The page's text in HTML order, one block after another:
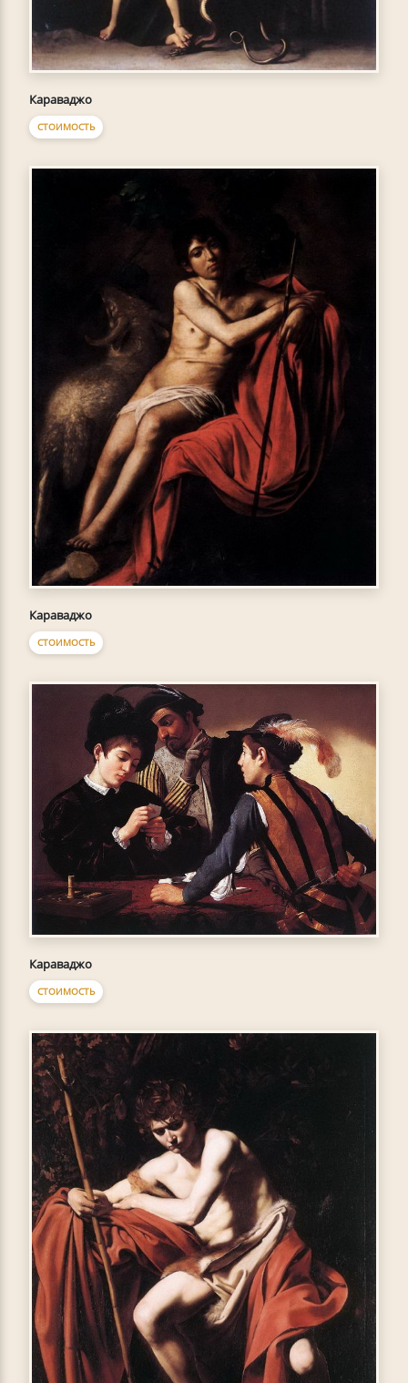
Караваджо
СТОИМОСТЬ
Караваджо
СТОИМОСТЬ
Караваджо
СТОИМОСТЬ